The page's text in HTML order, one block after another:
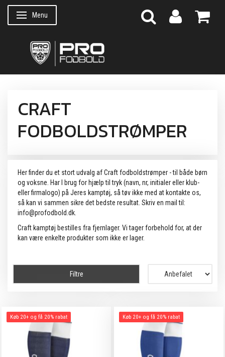
Skifte navigation
Menu
CRAFT
FODBOLDSTRØMPER
Her finder du et stort udvalg af Craft fodboldstrømper - til både børn
og voksne. Har I brug for hjælp til tryk (navn, nr, initialer eller klub-
eller firmalogo) på Jeres kamptøj, så tøv ikke med at kontakte os,
så kan vi sammen sikre det bedste resultat. Skriv en mail til:
info@profodbold.dk.
Craft kamptøj bestilles fra fjernlager. Vi tager forbehold for, at der
kan være enkelte produkter som ikke er lager.
Filtre
Køb 20+ og få 20% rabat Køb 20+ og få 20% rabat